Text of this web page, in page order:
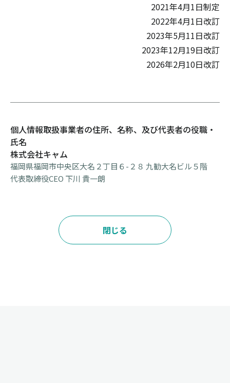
2021年4月1日制定
2022年4月1日改訂
2023年5月11日改訂
2023年12月19日改訂
2026年2月10日改訂
個人情報取扱事業者の住所、名称、及び代表者の役職・
氏名
株式会社キャム
福岡県福岡市中央区大名２丁目６-２８ 九勧大名ビル５階
代表取締役CEO 下川 貴一朗
閉じる